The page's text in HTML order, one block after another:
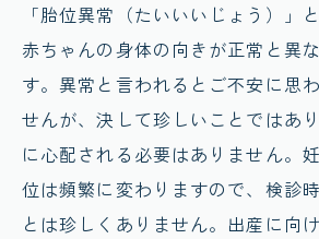
「胎位異常（たいいいじょう）」
赤ちゃんの身体の向きが正常と異
す。異常と言われるとご不安に思
せんが、決して珍しいことではあ
に心配される必要はありません。
位は頻繁に変わりますので、検診
とは珍しくありません。出産に向